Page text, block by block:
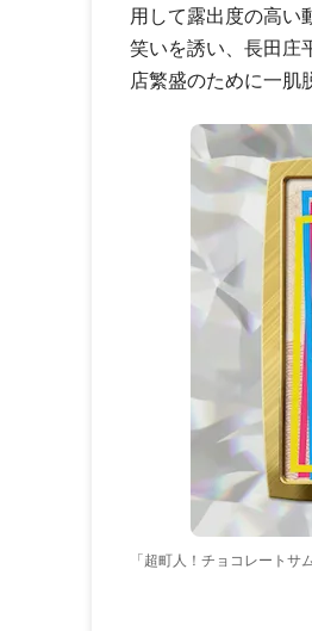
用して露出度の高い
笑いを誘い、長田庄
店繁盛のために一肌
「超町人！チョコレート